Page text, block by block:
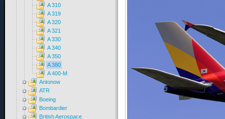
A 310
A 319
A 320
A 321
A 330
A 340
A 350
A 380
A 400-M
Antonow
ATR
Boeing
Bombardier
British Aerospace